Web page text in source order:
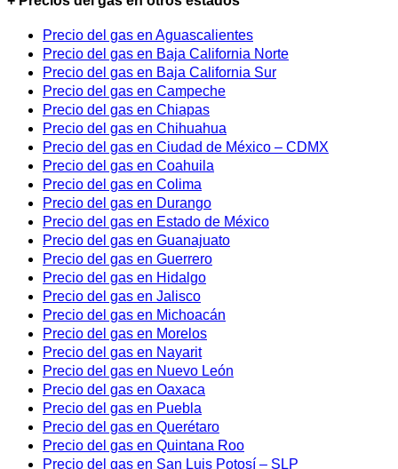
Precio del gas en Aguascalientes
Precio del gas en Baja California Norte
Precio del gas en Baja California Sur
Precio del gas en Campeche
Precio del gas en Chiapas
Precio del gas en Chihuahua
Precio del gas en Ciudad de México – CDMX
Precio del gas en Coahuila
Precio del gas en Colima
Precio del gas en Durango
Precio del gas en Estado de México
Precio del gas en Guanajuato
Precio del gas en Guerrero
Precio del gas en Hidalgo
Precio del gas en Jalisco
Precio del gas en Michoacán
Precio del gas en Morelos
Precio del gas en Nayarit
Precio del gas en Nuevo León
Precio del gas en Oaxaca
Precio del gas en Puebla
Precio del gas en Querétaro
Precio del gas en Quintana Roo
Precio del gas en San Luis Potosí – SLP